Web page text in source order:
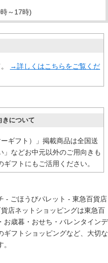
～17時)
→詳しくはこちらをご覧くだ
きについて
ギフト）」掲載商品は全国送
などお中元以外のご用向きも
フトにもご活用ください。
- ごほうびパレット - 東急百貨店
店ネットショッピングは東急百
・ お歳暮 ・ おせち ・ バレンタインデ
ギフトショッピングなど、大切な